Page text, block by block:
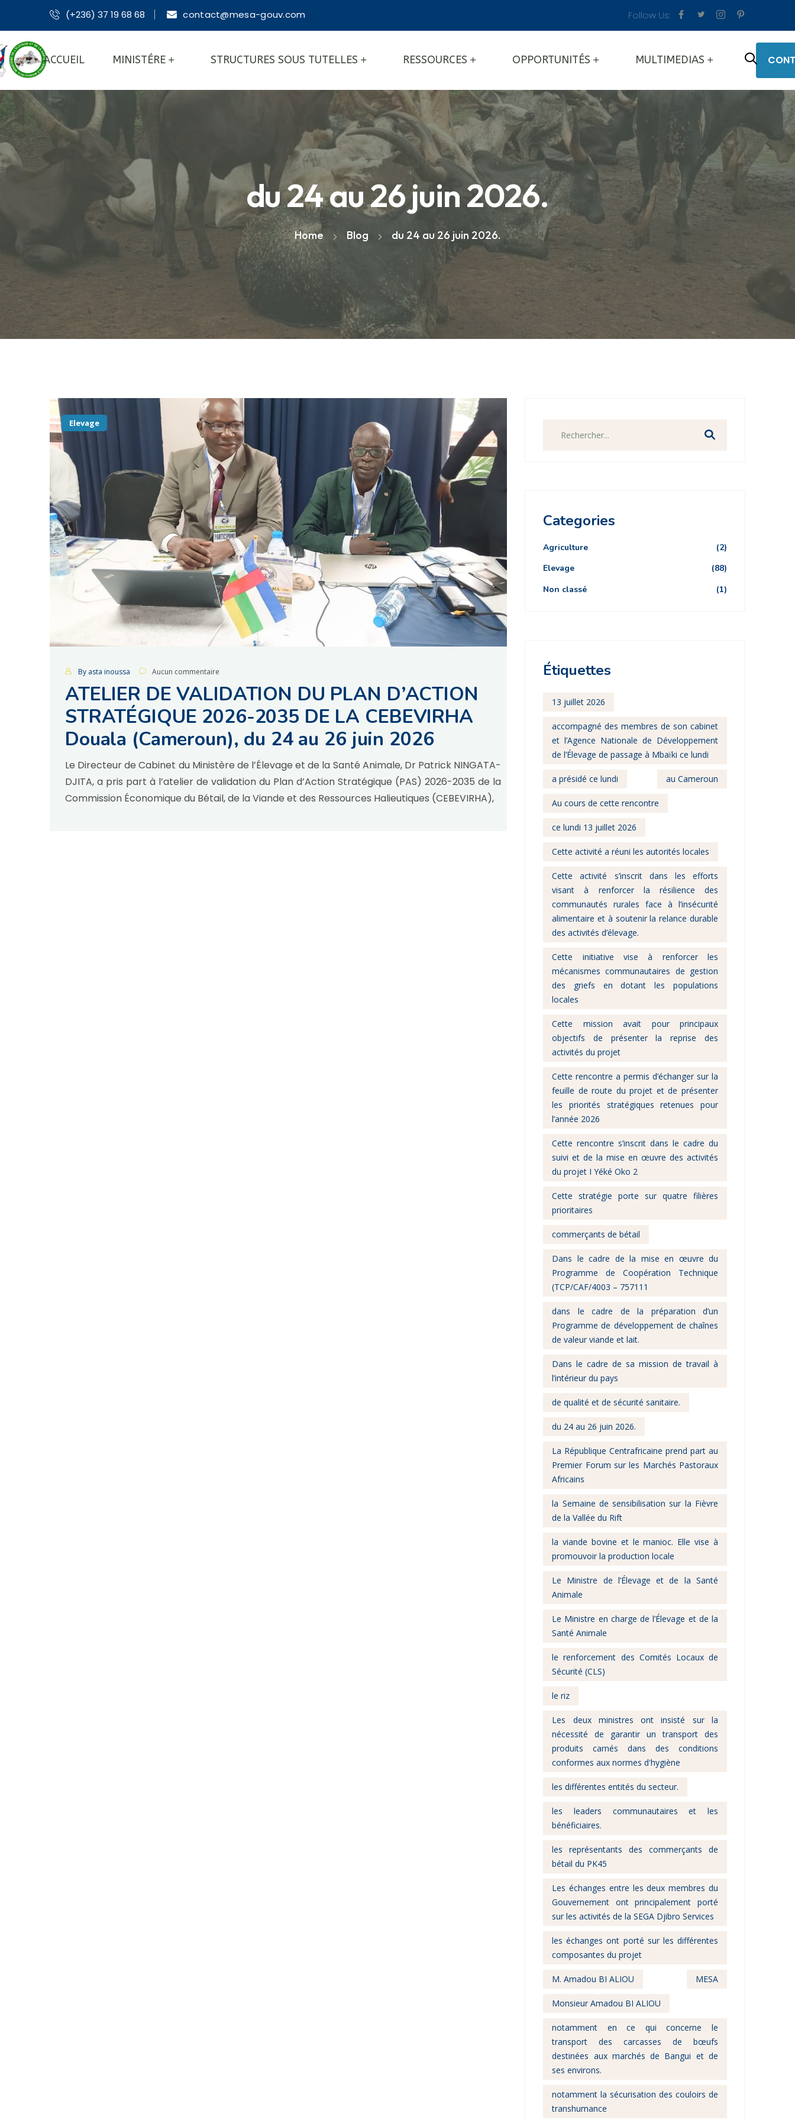
(+236) 37 19 68 68 contact@mesa-gouv.com Follow Us:
ACCUEIL MINISTÉRE STRUCTURES SOUS TUTELLES RESSOURCES OPPORTUNITÉS MULTIMEDIAS
du 24 au 26 juin 2026.
Home Blog du 24 au 26 juin 2026.
Elevage
By asta inoussa Aucun commentaire
ATELIER DE VALIDATION DU PLAN D’ACTION
STRATÉGIQUE 2026-2035 DE LA CEBEVIRHA
Douala (Cameroun), du 24 au 26 juin 2026
Le Directeur de Cabinet du Ministère de l’Élevage et de la Santé Animale, Dr Patrick NINGATA-
DJITA, a pris part à l’atelier de validation du Plan d’Action Stratégique (PAS) 2026-2035 de la
Commission Économique du Bétail, de la Viande et des Ressources Halieutiques (CEBEVIRHA),
Categories
Agriculture
(2)
Elevage
(88)
Non classé
(1)
Étiquettes
13 juillet 2026
accompagné des membres de son cabinet
et l’Agence Nationale de Développement
de l’Élevage de passage à Mbaïki ce lundi
a présidé ce lundi au Cameroun
Au cours de cette rencontre
ce lundi 13 juillet 2026
Cette activité a réuni les autorités locales
Cette activité s’inscrit dans les efforts
visant à renforcer la résilience des
communautés rurales face à l’insécurité
alimentaire et à soutenir la relance durable
des activités d’élevage.
Cette initiative vise à renforcer les
mécanismes communautaires de gestion
des griefs en dotant les populations
locales
Cette mission avait pour principaux
objectifs de présenter la reprise des
activités du projet
Cette rencontre a permis d’échanger sur la
feuille de route du projet et de présenter
les priorités stratégiques retenues pour
l’année 2026
Cette rencontre s’inscrit dans le cadre du
suivi et de la mise en œuvre des activités
du projet I Yéké Oko 2
Cette stratégie porte sur quatre filières
prioritaires
commerçants de bétail
Dans le cadre de la mise en œuvre du
Programme de Coopération Technique
(TCP/CAF/4003 – 757111
dans le cadre de la préparation d’un
Programme de développement de chaînes
de valeur viande et lait.
Dans le cadre de sa mission de travail à
l’intérieur du pays
de qualité et de sécurité sanitaire.
du 24 au 26 juin 2026.
La République Centrafricaine prend part au
Premier Forum sur les Marchés Pastoraux
Africains
la Semaine de sensibilisation sur la Fièvre
de la Vallée du Rift
la viande bovine et le manioc. Elle vise à
promouvoir la production locale
Le Ministre de l’Élevage et de la Santé
Animale
Le Ministre en charge de l’Élevage et de la
Santé Animale
le renforcement des Comités Locaux de
Sécurité (CLS)
le riz
Les deux ministres ont insisté sur la
nécessité de garantir un transport des
produits carnés dans des conditions
conformes aux normes d'hygiène
les différentes entités du secteur.
les leaders communautaires et les
bénéficiaires.
les représentants des commerçants de
bétail du PK45
Les échanges entre les deux membres du
Gouvernement ont principalement porté
sur les activités de la SEGA Djibro Services
les échanges ont porté sur les différentes
composantes du projet
M. Amadou BI ALIOU MESA
Monsieur Amadou BI ALIOU
notamment en ce qui concerne le
transport des carcasses de bœufs
destinées aux marchés de Bangui et de
ses environs.
notamment la sécurisation des couloirs de
transhumance